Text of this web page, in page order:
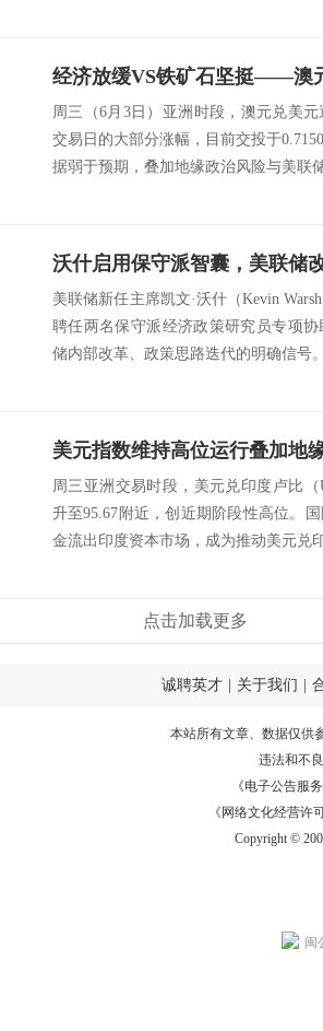
经济放缓VS铁矿石坚挺——澳
周三（6月3日）亚洲时段，澳元兑美
交易日的大部分涨幅，目前交投于
据弱于预期，叠加地缘政治风险与美联
沃什启用保守派智囊，美联储
美联储新任主席凯文·沃什（Kevin
聘任两名保守派经济政策研究员专项
储内部改革、政策思路迭代的明确信号
周三亚洲交易时段，美元兑印度卢比
升至95.67附近，创近期阶段性高位。
金流出印度资本市场，成为推动美元兑
点击加载更多
诚聘英才 关于我们
本站所有文章、数据仅供
违法和不
《电子公告服务
《网络文化经营许
Copyright ©
闽